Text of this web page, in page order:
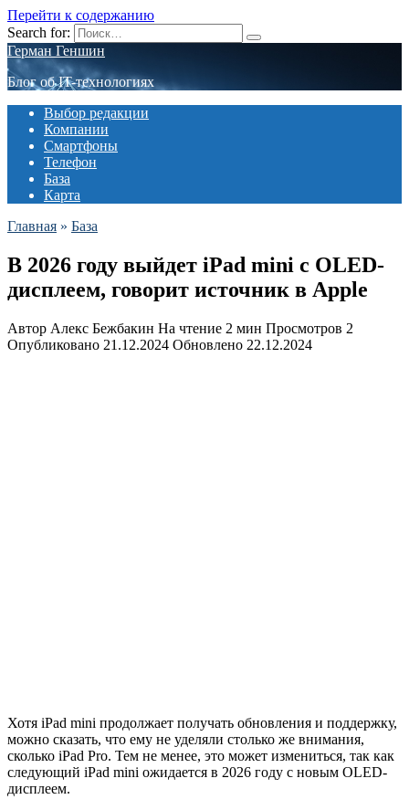
Перейти к содержанию
Search for:
Герман Геншин
Блог об IT-технологиях
Выбор редакции
Компании
Смартфоны
Телефон
База
Карта
Главная » База
В 2026 году выйдет iPad mini с OLED-
дисплеем, говорит источник в Apple
Автор Алекс Бежбакин На чтение 2 мин Просмотров 2
Опубликовано 21.12.2024 Обновлено 22.12.2024
Хотя iPad mini продолжает получать обновления и поддержку,
можно сказать, что ему не уделяли столько же внимания,
сколько iPad Pro. Тем не менее, это может измениться, так как
следующий iPad mini ожидается в 2026 году с новым OLED-
дисплеем.